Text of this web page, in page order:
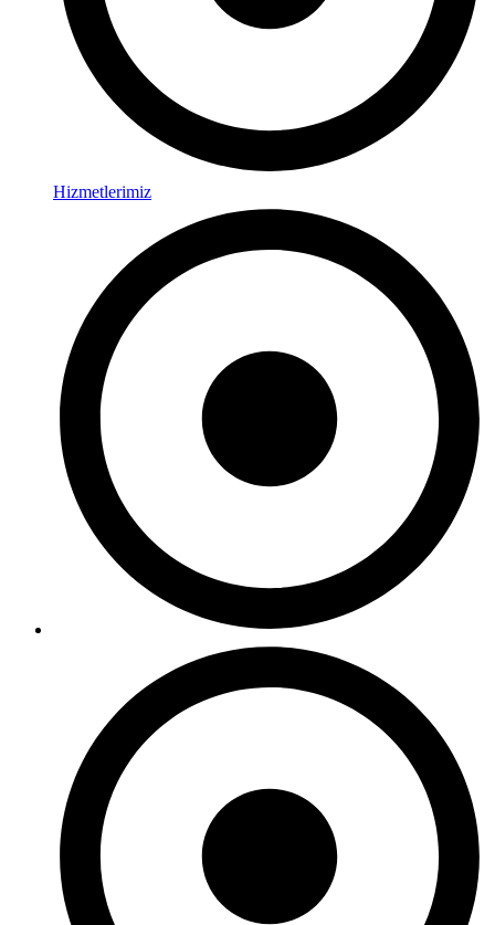
Hizmetlerimiz